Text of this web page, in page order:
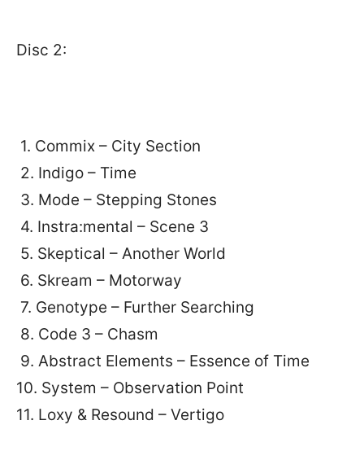
Disc 2:
1. Commix – City Section
2. Indigo – Time
3. Mode – Stepping Stones
4. Instra:mental – Scene 3
5. Skeptical – Another World
6. Skream – Motorway
7. Genotype – Further Searching
8. Code 3 – Chasm
9. Abstract Elements – Essence of Time
10. System – Observation Point
11. Loxy & Resound – Vertigo